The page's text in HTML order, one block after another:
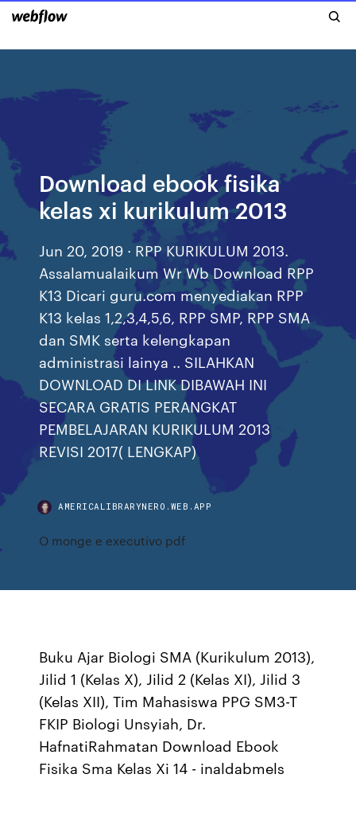
Download ebook fisika
kelas xi kurikulum 2013
Jun 20, 2019 · RPP KURIKULUM 2013.
Assalamualaikum Wr Wb Download RPP
K13 Dicari guru.com menyediakan RPP
K13 kelas 1,2,3,4,5,6, RPP SMP, RPP SMA
dan SMK serta kelengkapan
administrasi lainya .. SILAHKAN
DOWNLOAD DI LINK DIBAWAH INI
SECARA GRATIS PERANGKAT
PEMBELAJARAN KURIKULUM 2013
REVISI 2017( LENGKAP)
AMERICALIBRARYNERO.WEB.APP
O monge e executivo pdf
Buku Ajar Biologi SMA (Kurikulum 2013),
Jilid 1 (Kelas X), Jilid 2 (Kelas XI), Jilid 3
(Kelas XII), Tim Mahasiswa PPG SM3-T
FKIP Biologi Unsyiah, Dr.
HafnatiRahmatan Download Ebook
Fisika Sma Kelas Xi 14 - inaldabmels